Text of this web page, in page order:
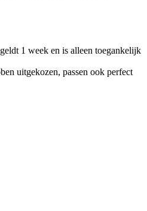
1 week en is alleen toegankelijk
uitgekozen, passen ook perfect